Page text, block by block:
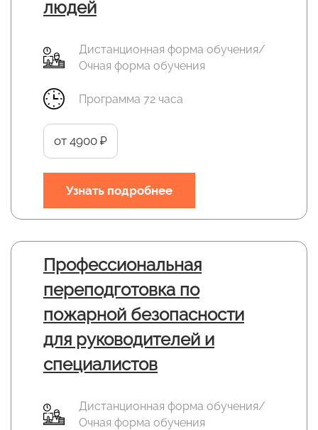
людей
Дистанционная форма обучения/
Очная форма обучения
Программа 72 часа
от 4900 ₽
Узнать подробнее
Профессиональная
переподготовка по
пожарной безопасности
для руководителей и
специалистов
Дистанционная форма обучения/
Очная форма обучения